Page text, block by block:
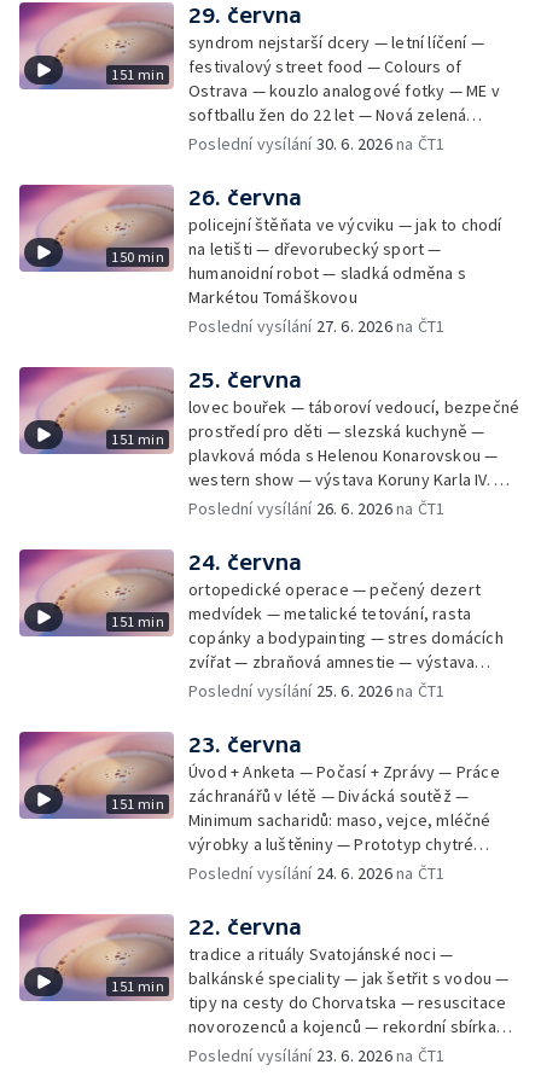
151 min
29. června
syndrom nejstarší dcery — letní líčení —
festivalový street food — Colours of
Ostrava — kouzlo analogové fotky — ME v
softballu žen do 22 let — Nová zelená
úsporám — Global Teacher Prize Czech
Poslední vysílání30. 6. 2026na ČT1
150 min
26. června
policejní štěňata ve výcviku — jak to chodí
na letišti — dřevorubecký sport —
humanoidní robot — sladká odměna s
Markétou Tomáškovou
Poslední vysílání 27. 6. 2026na ČT1
151 min
25. června
lovec bouřek — táboroví vedoucí, bezpečné
prostředí pro děti — slezská kuchyně —
plavková móda s Helenou Konarovskou —
western show — výstava Koruny Karla IV. —
mladý lezecký fenomén Josef Šindel
Poslední vysílání 26. 6. 2026na ČT1
151 min
24. června
ortopedické operace — pečený dezert
medvídek — metalické tetování, rasta
copánky a bodypainting — stres domácích
zvířat — zbraňová amnestie — výstava
mikrofotografií rostlin — fenomenální
Poslední vysílání 25. 6. 2026na ČT1
151 min
23. června
Úvod + Anketa — Počasí + Zprávy — Práce
záchranářů v létě — Divácká soutěž —
Minimum sacharidů: maso, vejce, mléčné
výrobky a luštěniny — Prototyp chytré
vložky do bot pro běžce — Anketa +
záchranářů v létě — Divácká soutěž —
Minimum sacharidů: maso, vejce, mléčné
výrobky a luštěniny — Jak se udržet v
kondici v létě bez posilovny — Prototyp
chytré vložky do bot pro běžce — Anketa +
aktuálně — Škola hrou — Upoutávka na další
vysílání — Počasí + Zprávy — Práce
Poslední vysílání 24. 6. 2026na ČT1
151 min
22. června
tradice a rituály Svatojánské noci —
balkánské speciality — jak šetřit s vodou —
tipy na cesty do Chorvatska — resuscitace
novorozenců a kojenců — rekordní sbírka
velkých modelů aut — výroba šperků se
Poslední vysílání 23. 6. 2026na ČT1